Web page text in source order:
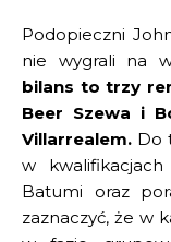
Podopieczni
nie wygrali na
bilans to trzy
Beer Szewa i
Villarrealem. Do
w
Batumi oraz
zaznaczyć, że w